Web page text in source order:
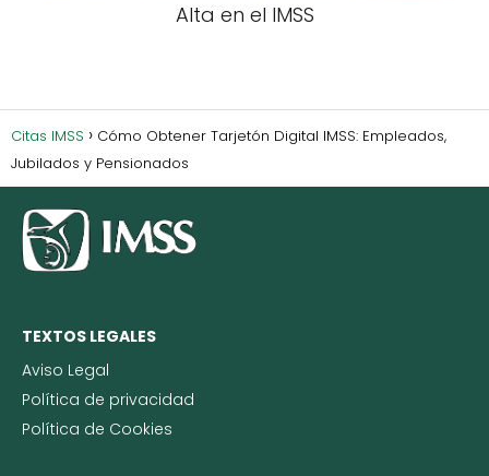
Alta en el IMSS
Citas IMSS
Cómo Obtener Tarjetón Digital IMSS: Empleados,
Jubilados y Pensionados
TEXTOS LEGALES
Aviso Legal
Política de privacidad
Política de Cookies